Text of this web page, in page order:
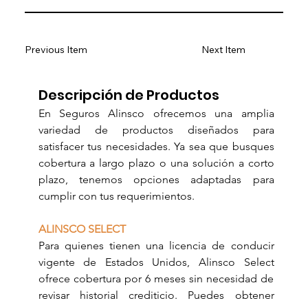
Descripción de Productos
En Seguros Alinsco ofrecemos una amplia
variedad de productos diseñados para
satisfacer tus necesidades. Ya sea que busques
cobertura a largo plazo o una solución a corto
plazo, tenemos opciones adaptadas para
cumplir con tus requerimientos.
ALINSCO SELECT
Para quienes tienen una licencia de conducir
vigente de Estados Unidos, Alinsco Select
ofrece cobertura por 6 meses sin necesidad de
revisar historial crediticio. Puedes obtener
Previous Item Next Item